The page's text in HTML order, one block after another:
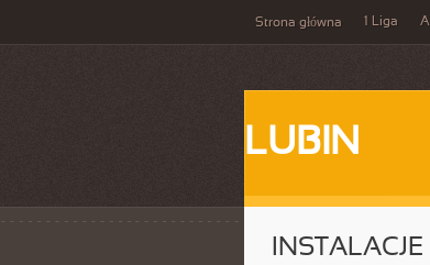
Strona główna 1 Liga
LUBIN